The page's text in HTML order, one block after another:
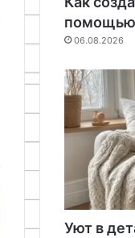
помощью
06.08.2026
Уют в